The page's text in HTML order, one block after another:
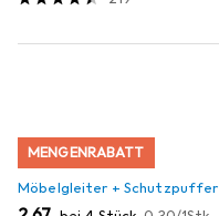
MENGENRABATT
Möbelgleiter + Schutzpuffer
EUR